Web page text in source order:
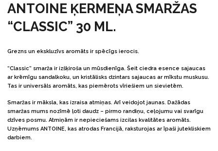
ANTOINE ĶERMEŅA SMARŽAS
“CLASSIC” 30 ML.
Grezns un ekskluzīvs aromāts ir spēcīgs ierocis.
“Classic” smarža ir izšķiroša un mūsdienīga. Šeit ciedra esence sajaucas
ar krēmīgu sandalkoku, un kristālisks dzintars sajaucas ar mīkstu muskusu.
Tas ir universāls aromāts, kas piemērots vīriešiem un sievietēm.
Smaržas ir māksla, kas izraisa atmiņas. Arī veidojot jaunas. Dažādas
smaržas mums nozīmē ļoti daudz – pirmo randiņu, ceļojumu vai svarīgu
dzīves posmu. Atmiņām ir nepieciešams izcilas kvalitātes aromāts.
Uzņēmums ANTOINE, kas atrodas Francijā, raksturojas ar īpaši jutekliskiem
darbiem.